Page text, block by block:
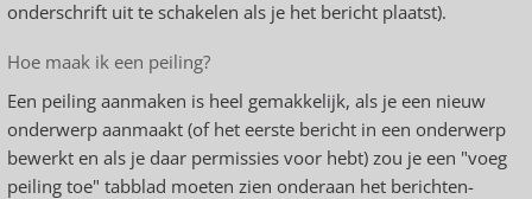
onderschrift uit te schakelen als je het bericht plaatst).
Hoe maak ik een peiling?
Een peiling aanmaken is heel gemakkelijk, als je een nieuw
onderwerp aanmaakt (of het eerste bericht in een onderwerp
bewerkt en als je daar permissies voor hebt) zou je een "voeg
peiling toe" tabblad moeten zien onderaan het berichten-